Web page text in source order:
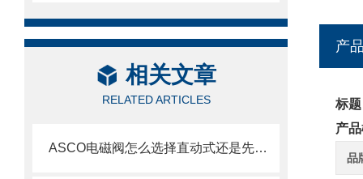
相关文章
RELATED ARTICLES
ASCO电磁阀怎么选择直动式还是先导式？
产
标
产
品